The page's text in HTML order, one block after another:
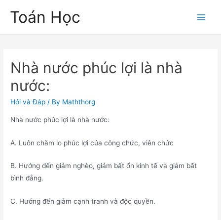
Toán Học
Nhà nước phúc lợi là nhà
nước:
Hỏi và Đáp / By Maththorg
Nhà nước phúc lợi là nhà nước:
A. Luôn chăm lo phúc lợi của công chức, viên chức
B. Hướng đến giảm nghèo, giảm bất ổn kinh tế và giảm bất
bình đẳng.
C. Hướng đến giảm cạnh tranh và độc quyền.